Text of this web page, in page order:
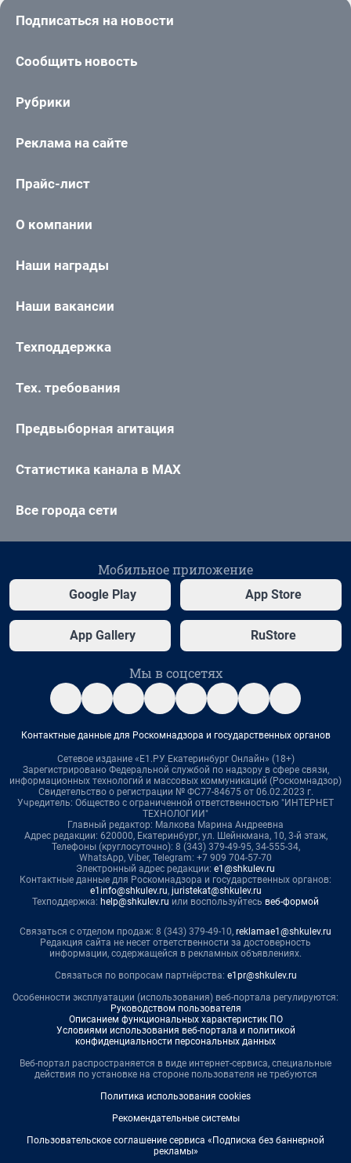
Подписаться на новости
Сообщить новость
Рубрики
Реклама на сайте
Прайс-лист
О компании
Наши награды
Наши вакансии
Техподдержка
Тех. требования
Предвыборная агитация
Статистика канала в MAX
Все города сети
Мобильное приложение
Google Play App Store
App Gallery RuStore
Мы в соцсетях
Контактные данные для Роскомнадзора и государственных органов
Сетевое издание «Е1.РУ Екатеринбург Онлайн» (18+)
Зарегистрировано Федеральной службой по надзору в сфере связи,
информационных технологий и массовых коммуникаций (Роскомнадзор)
Свидетельство о регистрации № ФС77-84675 от 06.02.2023 г.
Учредитель: Общество с ограниченной ответственностью "ИНТЕРНЕТ
ТЕХНОЛОГИИ"
Главный редактор: Малкова Марина Андреевна
Адрес редакции: 620000, Екатеринбург, ул. Шейнкмана, 10, 3-й этаж,
Телефоны (круглосуточно): 8 (343) 379-49-95, 34-555-34,
WhatsApp, Viber, Telegram: +7 909 704-57-70
Электронный адрес редакции: e1@shkulev.ru
Контактные данные для Роскомнадзора и государственных органов:
e1info@shkulev.ru, juristekat@shkulev.ru
Техподдержка: help@shkulev.ru или воспользуйтесь веб-формой
Связаться с отделом продаж: 8 (343) 379-49-10, reklamae1@shkulev.ru
Редакция сайта не несет ответственности за достоверность
информации, содержащейся в рекламных объявлениях.
Связаться по вопросам партнёрства: e1pr@shkulev.ru
Особенности эксплуатации (использования) веб-портала регулируются:
Руководством пользователя
Описанием функциональных характеристик ПО
Условиями использования веб-портала и политикой
конфиденциальности персональных данных
Веб-портал распространяется в виде интернет-сервиса, специальные
действия по установке на стороне пользователя не требуются
Политика использования cookies
Рекомендательные системы
Пользовательское соглашение сервиса «Подписка без баннерной
рекламы»